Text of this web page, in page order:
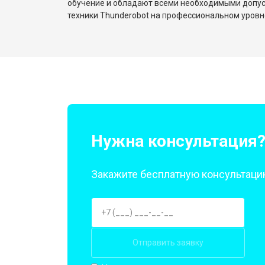
Замена оперативной памяти
Ремонт петель ноутбука Thunderobot
обучение и обладают всеми необходимыми
техники Thunderobot на профессиональном
Нужна консультация?
Закажите бесплатную
Отправить заявку